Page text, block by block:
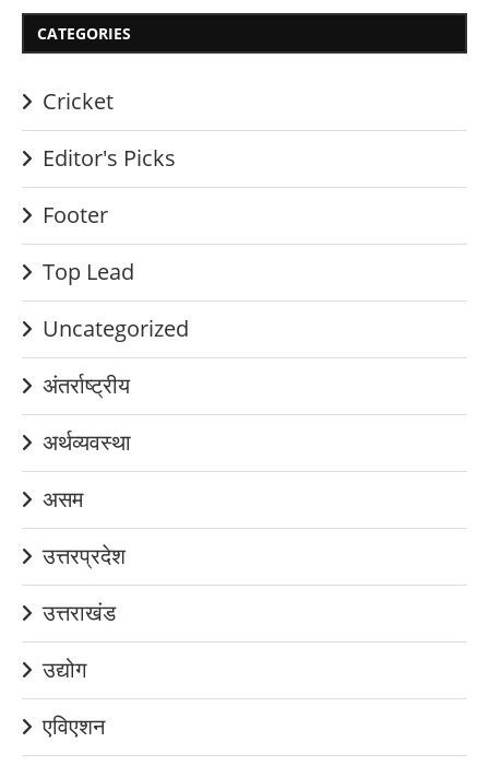
CATEGORIES
Cricket
Editor's Picks
Footer
Top Lead
Uncategorized
अंतर्राष्ट्रीय
अर्थव्यवस्था
असम
उत्तरप्रदेश
उत्तराखंड
उद्योग
एविएशन